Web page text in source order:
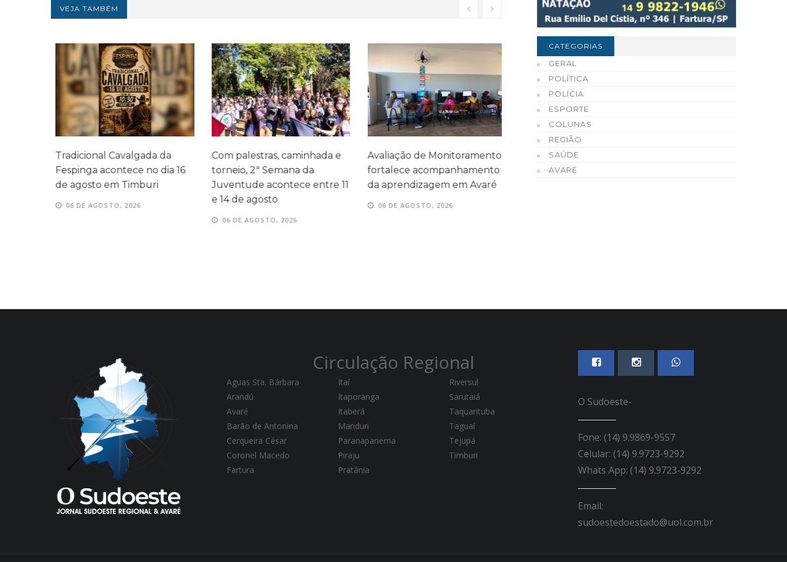
VEJA TAMBÉM
Tradicional Cavalgada da
Fespinga acontece no dia 16
de agosto em Timburi
06 DE AGOSTO, 2026
Com palestras, caminhada e
torneio, 2ª Semana da
Juventude acontece entre 11
e 14 de agosto
06 DE AGOSTO, 2026
Avaliação de Monitoramento
fortalece acompanhamento
da aprendizagem em Avaré
06 DE AGOSTO, 2026
Final da Copa iGO de Futsal
Avareense acontece nesta
CATEGORIAS
GERAL
POLÍTICA
POLÍCIA
ESPORTE
COLUNAS
REGIÃO
SAÚDE
AVARÉ
Circulação Regional
Aguas Sta. Bárbara
Arandú
Avaré
Barão de Antonina
Cerqueira César
Coronel Macedo
Fartura
Itaí
Itaporanga
Itaberá
Manduri
Paranapanema
Piraju
Pratânia
Riversul
Sarutaiá
Taquarituba
Taguaí
Tejupá
Timburi
O Sudoeste-
Fone: (14) 9.9869-9557
Celular: (14) 9.9723-9292
Whats App: (14) 9.9723-9292
Email:
sudoestedoestado@uol.com.br